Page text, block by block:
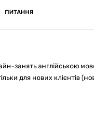
ПИТАННЯ
занять англійською
для нових клієнтів